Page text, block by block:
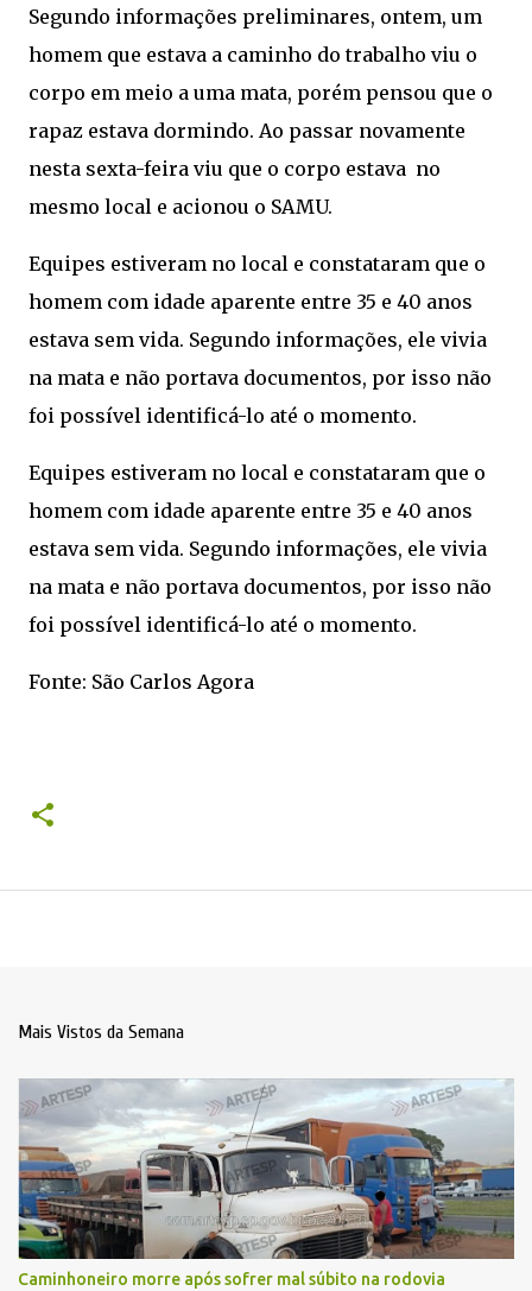
Segundo informações preliminares, ontem, um
homem que estava a caminho do trabalho viu o
corpo em meio a uma mata, porém pensou que o
rapaz estava dormindo. Ao passar novamente
nesta sexta-feira viu que o corpo estava no
mesmo local e acionou o SAMU.
Equipes estiveram no local e constataram que o
homem com idade aparente entre 35 e 40 anos
estava sem vida. Segundo informações, ele vivia
na mata e não portava documentos, por isso não
foi possível identificá-lo até o momento.
Equipes estiveram no local e constataram que o
homem com idade aparente entre 35 e 40 anos
estava sem vida. Segundo informações, ele vivia
na mata e não portava documentos, por isso não
foi possível identificá-lo até o momento.
Fonte: São Carlos Agora
Mais Vistos da Semana
Caminhoneiro morre após sofrer mal súbito na rodovia